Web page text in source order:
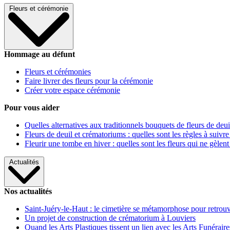
Fleurs et cérémonie
Hommage au défunt
Fleurs et cérémonies
Faire livrer des fleurs pour la cérémonie
Créer votre espace cérémonie
Pour vous aider
Quelles alternatives aux traditionnels bouquets de fleurs de
Fleurs de deuil et crématoriums : quelles sont les règles à
Fleurir une tombe en hiver : quelles sont les fleurs qui ne gèlent
Actualités
Nos actualités
Saint-Juéry-le-Haut : le cimetière se métamorphose pour
Un projet de construction de crématorium à Louviers
Quand les Arts Plastiques tissent un lien avec les Arts